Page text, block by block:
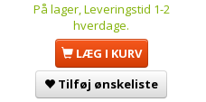
På lager, Leveringstid 1-2
hverdage.
LÆG I KURV
Tilføj ønskeliste